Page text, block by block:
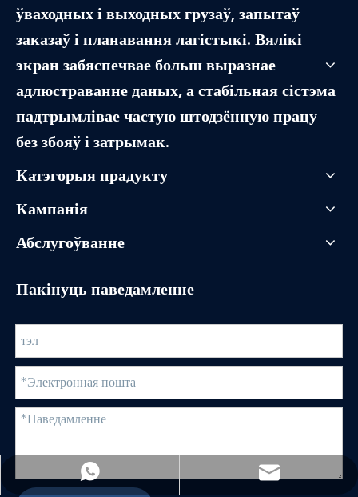
ўваходных і выходных грузаў, запытаў
заказаў і планавання лагістыкі. Вялікі
экран забяспечвае больш выразнае
адлюстраванне даных, а стабільная сістэма
падтрымлівае частую штодзённую працу
без збояў і затрымак.
Катэгорыя прадукту
Кампанія
Абслугоўванне
Пакінуць паведамленне
+852 4459 5622
гадавіна. yuan@vincanwogroup.com